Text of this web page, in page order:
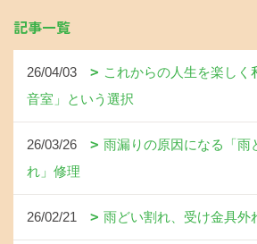
記事一覧
26/04/03
これからの人生を楽し
音室」という選択
26/03/26
雨漏りの原因になる「雨
れ」修理
26/02/21 雨どい割れ、受け金具外